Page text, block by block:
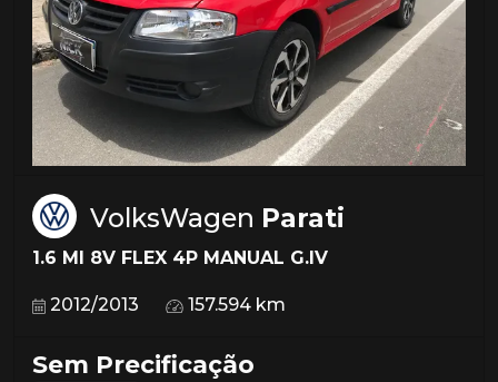
VolksWagen Parati
1.6 MI 8V FLEX 4P MANUAL G.IV
2012/2013 157.594 km
Sem Precificação